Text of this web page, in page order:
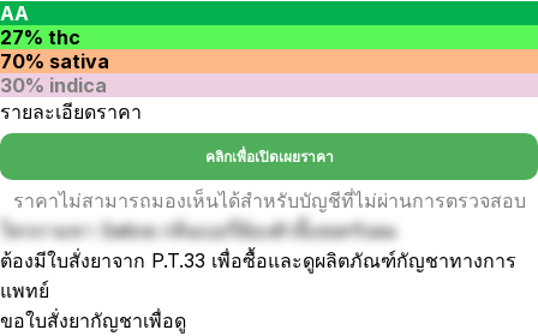
AA
27% thc
70% sativa
30% indica
รายละเอียดราคา
คลิกเพื่อเปิดเผยราคา
ราคาไม่สามารถมองเห็นได้สำหรับบัญชีที่ไม่ผ่านการตรวจสอบ
ใครถามหา Sativa กลิ่นเบอรี่ต้องตัวนี้เลยครับผม
ต้องมีใบสั่งยาจาก P.T.33 เพื่อซื้อและดูผลิตภัณฑ์กัญชาทางการ
แพทย์
ขอใบสั่งยากัญชาเพื่อดู